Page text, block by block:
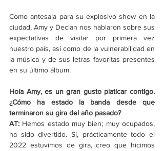
Como antesala para su explosivo show en la
ciudad, Amy y Declan nos hablaron sobre sus
expectativas de visitar por primera vez
nuestro país, así como de la vulnerabilidad en
la música y de sus letras favoritas presentes
en su último álbum.
Hola Amy, es un gran gusto platicar contigo.
¿Cómo ha estado la banda desde que
terminaron su gira del año pasado?
AT: Hemos estado muy bien; muy ocupados,
ha sido divertido. Sí, prácticamente todo el
2022 estuvimos de gira, creo que hicimos